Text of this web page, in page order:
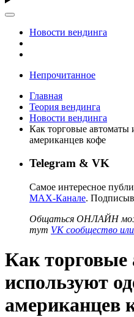
Новости вендинга
Непрочитанное
Главная
Теория вендинга
Новости вендинга
Как торговые автоматы
американцев кофе
Telegram & VK
Самое интересное
MAX-Канале.
Общаться ОНЛАЙН
тут VK сообщество
Как торговые
используют
американцев